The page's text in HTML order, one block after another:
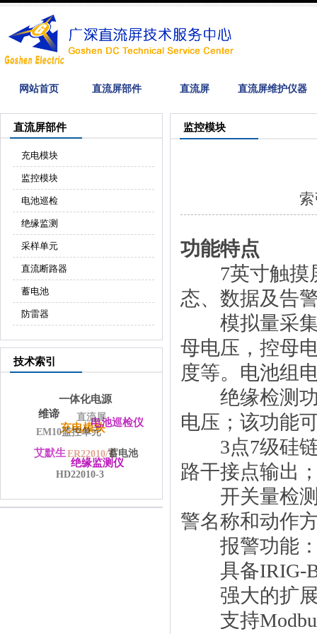
网站首页 直流屏部件 直流屏 直流屏维护仪器
直流屏部件
充电模块
监控模块
电池巡检
绝缘监测
采样单元
直流断路器
蓄电池
防雷器
技术索引
艾默生
HD22010-3
绝缘监测仪
充电模块
维谛
EM10监控单元
ER22010/T蓄电池
电池巡检仪
一体化电源
直流屏
监控模块
功能特点
7英寸触摸屏
态、数据及告
模拟量采集
母电压，控母
度等。电池组
绝缘检测功
电压；该功能
3点7级硅链
路干接点输出
开关量检测
警名称和动作
报警功能：
具备IRIG-B
强大的扩展
支持Modbus